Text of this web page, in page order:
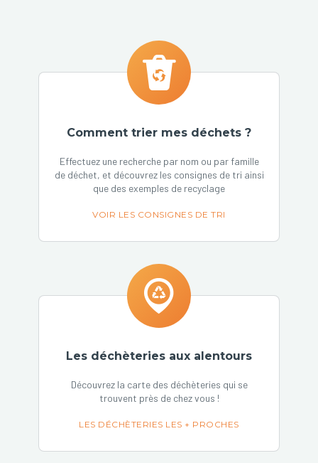
Comment trier mes déchets ?
Effectuez une recherche par nom ou par famille
de déchet, et découvrez les consignes de tri ainsi
que des exemples de recyclage
VOIR LES CONSIGNES DE TRI
Les déchèteries aux alentours
Découvrez la carte des déchèteries qui se
trouvent près de chez vous !
LES DÉCHÈTERIES LES + PROCHES